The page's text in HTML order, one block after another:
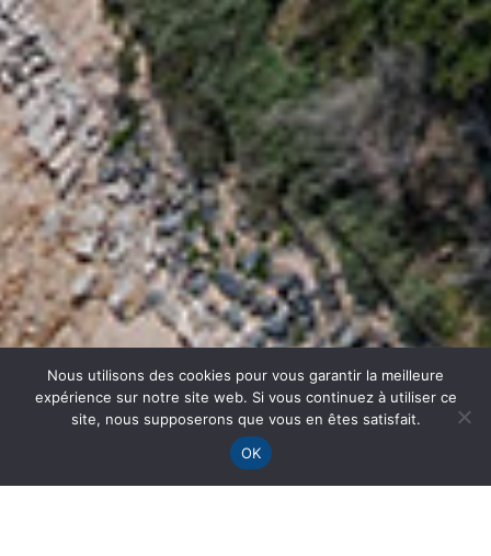
Nous utilisons des cookies pour vous garantir la meilleure
expérience sur notre site web. Si vous continuez à utiliser ce
site, nous supposerons que vous en êtes satisfait.
OK